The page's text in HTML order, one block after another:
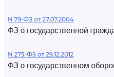
N 79-ФЗ от 27.07.2004
ФЗ о государственной
N 275-ФЗ от 29.12.2012
ФЗ о государственном